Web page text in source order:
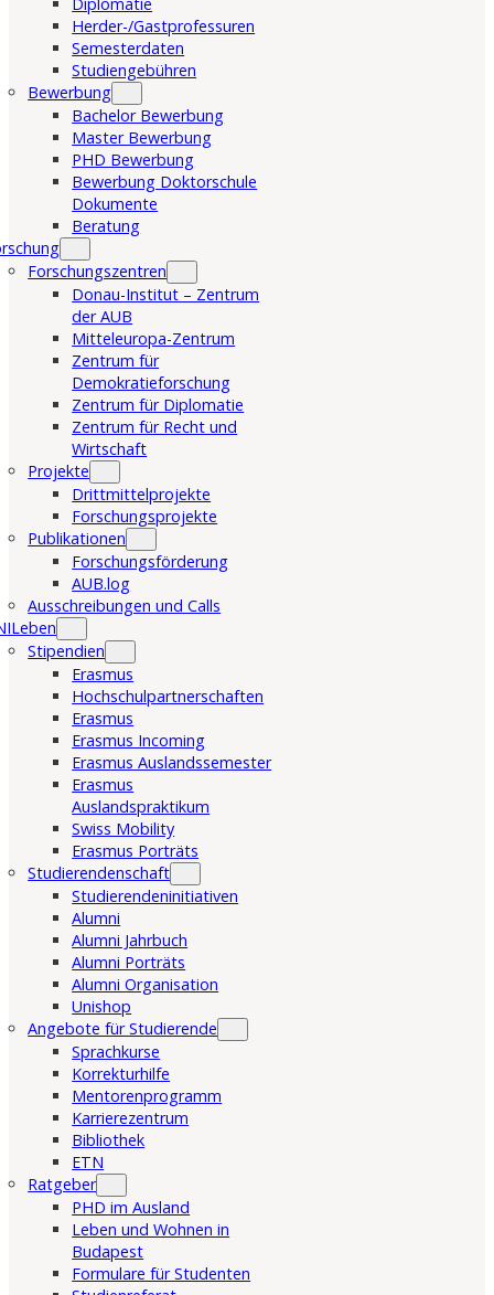
Herder-/Gastprofessuren
Semesterdaten
Studiengebühren
Bewerbung
Bachelor Bewerbung
Master Bewerbung
PHD Bewerbung
Bewerbung Doktorschule
Dokumente
Beratung
Forschungszentren
Donau-Institut – Zentrum
der AUB
Mitteleuropa-Zentrum
Zentrum für
Demokratieforschung
Zentrum für Diplomatie
Zentrum für Recht und
Wirtschaft
Projekte
Drittmittelprojekte
Forschungsprojekte
Publikationen
Forschungsförderung
AUB.log
Ausschreibungen und Calls
Stipendien
Erasmus
Hochschulpartnerschaften
Erasmus
Erasmus Incoming
Erasmus Auslandssemester
Erasmus
Auslandspraktikum
Swiss Mobility
Erasmus Porträts
Studierendenschaft
Studierendeninitiativen
Alumni
Alumni Jahrbuch
Alumni Porträts
Alumni Organisation
Unishop
Angebote für Studierende
Sprachkurse
Korrekturhilfe
Mentorenprogramm
Karrierezentrum
Bibliothek
ETN
Ratgeber
PHD im Ausland
Leben und Wohnen in
Budapest
Formulare für Studenten